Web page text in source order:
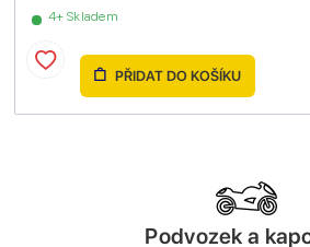
4+ Skladem
PŘIDAT DO KOŠÍKU
Podvozek a